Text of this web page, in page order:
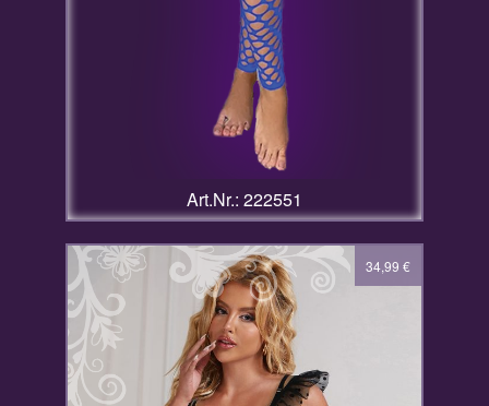
Art.Nr.: 222551
34,99 €